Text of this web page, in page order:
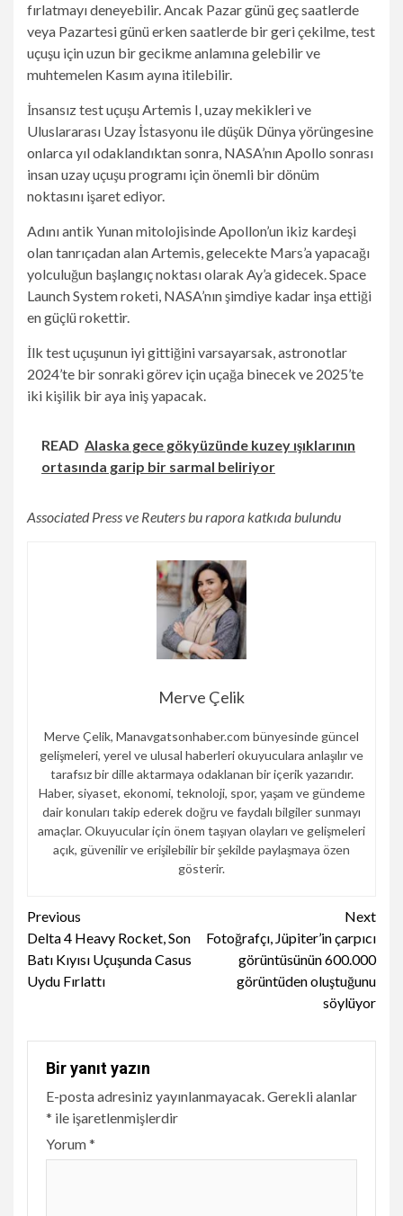
fırlatmayı deneyebilir. Ancak Pazar günü geç saatlerde
veya Pazartesi günü erken saatlerde bir geri çekilme, test
uçuşu için uzun bir gecikme anlamına gelebilir ve
muhtemelen Kasım ayına itilebilir.
İnsansız test uçuşu Artemis I, uzay mekikleri ve
Uluslararası Uzay İstasyonu ile düşük Dünya yörüngesine
onlarca yıl odaklandıktan sonra, NASA’nın Apollo sonrası
insan uzay uçuşu programı için önemli bir dönüm
noktasını işaret ediyor.
Adını antik Yunan mitolojisinde Apollon’un ikiz kardeşi
olan tanrıçadan alan Artemis, gelecekte Mars’a yapacağı
yolculuğun başlangıç ​​noktası olarak Ay’a gidecek. Space
Launch System roketi, NASA’nın şimdiye kadar inşa ettiği
en güçlü rokettir.
İlk test uçuşunun iyi gittiğini varsayarsak, astronotlar
2024’te bir sonraki görev için uçağa binecek ve 2025’te
iki kişilik bir aya iniş yapacak.
READ Alaska gece gökyüzünde kuzey ışıklarının
ortasında garip bir sarmal beliriyor
Associated Press ve Reuters bu rapora katkıda bulundu
Merve Çelik
Merve Çelik, Manavgatsonhaber.com bünyesinde güncel
gelişmeleri, yerel ve ulusal haberleri okuyuculara anlaşılır ve
tarafsız bir dille aktarmaya odaklanan bir içerik yazarıdır.
Haber, siyaset, ekonomi, teknoloji, spor, yaşam ve gündeme
dair konuları takip ederek doğru ve faydalı bilgiler sunmayı
amaçlar. Okuyucular için önem taşıyan olayları ve gelişmeleri
açık, güvenilir ve erişilebilir bir şekilde paylaşmaya özen
gösterir.
Continue
Reading
Previous
Delta 4 Heavy Rocket, Son
Batı Kıyısı Uçuşunda Casus
Uydu Fırlattı
Next
Fotoğrafçı, Jüpiter’in çarpıcı
görüntüsünün 600.000
görüntüden oluştuğunu
söylüyor
Bir yanıt yazın
E-posta adresiniz yayınlanmayacak.Gerekli alanlar
* ile işaretlenmişlerdir
Yorum*